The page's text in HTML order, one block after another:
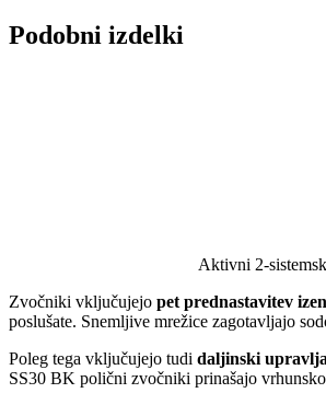
Aktivni 2-
Zvočniki vključujejo pet prednastavitev
poslušate. Snemljive mrežice zagotavljajo
Poleg tega vključujejo tudi daljinski
SS30 BK polični zvočniki prinašajo
Podobni izdelki